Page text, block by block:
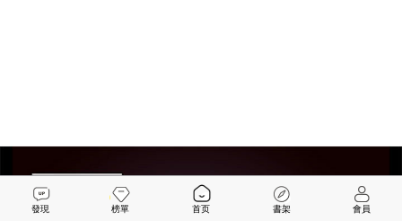
發現 榜單 首页 書架 會員